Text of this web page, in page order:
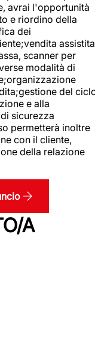
avrai l'opportunità
e riordino della
dei
assistita
scanner per
modalità di
del
e alla
sicurezza
permetterà inoltre
con il cliente,
della relazione
A